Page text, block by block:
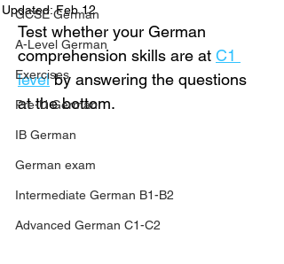
GCSE German
A-Level German
Exercises
Pre-U German
IB German
German exam
Intermediate German B1-B2
Advanced German C1-C2
Updated:Feb 12
Test whether your German
comprehension skills are at C1
level by answering the questions
at the bottom.